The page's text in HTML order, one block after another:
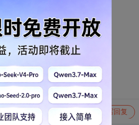
桑
写回复